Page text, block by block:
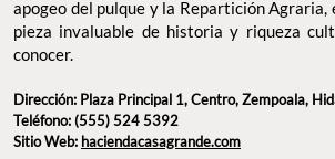
los dioses’, tengan lindas instalaciones
campamentos y otras celebraciones, Casa
más de 150 años de historia, en los
apogeo del pulque y la Repartición Agraria,
pieza invaluable de historia y riqueza
conocer.